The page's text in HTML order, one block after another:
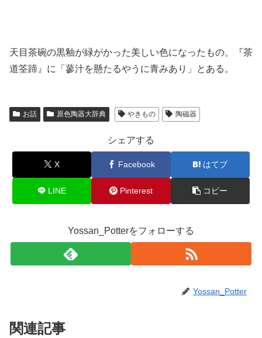
天目茶碗の黒釉が緑がかった美しい色になったもの。『茶
道筌蹄』に「蓼汁を懸たるやうに青みあり」とある。
お話 原色陶器大辞典 やきもの 陶磁器
シェアする
X Facebook はてブ
LINE Pinterest コピー
Yossan_Potterをフォローする
Yossan_Potter
関連記事